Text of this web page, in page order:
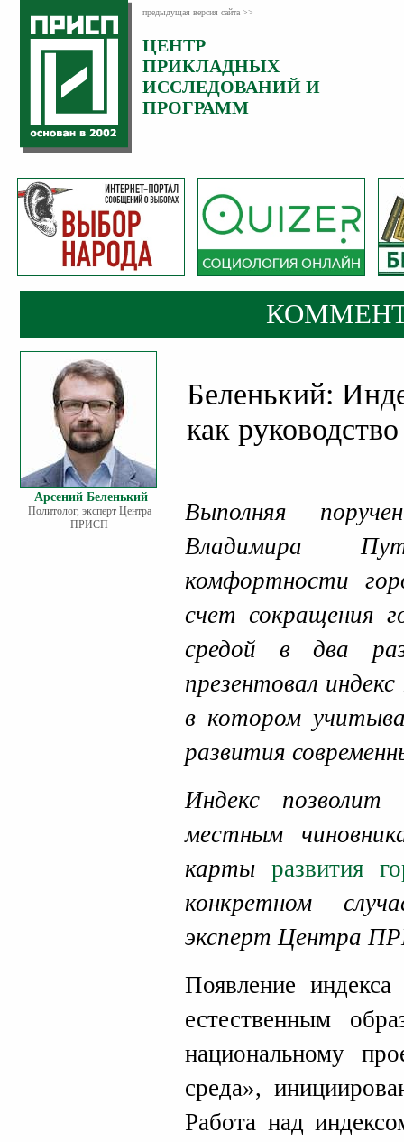
предыдущая версия сайта >>
ЦЕНТР
ПРИКЛАДНЫХ
ИССЛЕДОВАНИЙ И
ПРОГРАММ
Арсений Беленький
Политолог, эксперт Центра
ПРИСП
Беленький:
как
Выполняя
Владимира
комфортности
счет сокращения
средой в два
презентовал
в котором
развития
Индекс
местным
карты развития
конкретном
эксперт Центра
Появление
естественным
национальному
среда»,
Работа над
Категория:
Комментарии